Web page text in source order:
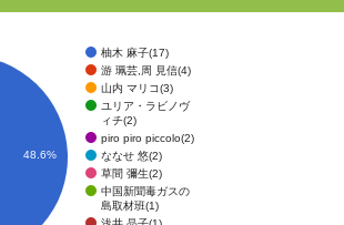
柚木 麻子(17)
游 珮芸,周 見信(4)
山内 マリコ(3)
ユリア・ラビノヴ
ィチ(2)
piro piro piccolo(2)
ななせ 悠(2)
草間 彌生(2)
中国新聞毒ガスの
島取材班(1)
48.6%